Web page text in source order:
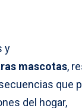
y
mascotas,
que
del hogar,